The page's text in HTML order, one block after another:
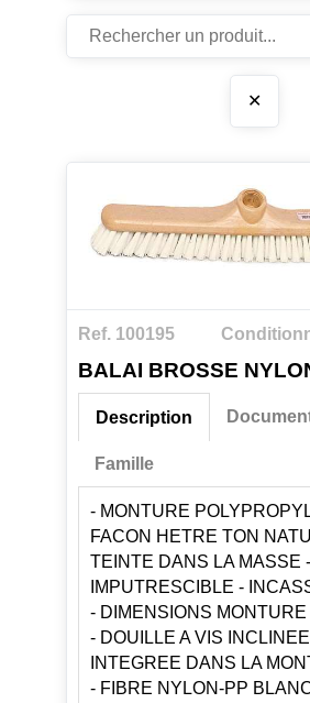
✕
Ref. 100195
BALAI BROSSE
Description
- MONTURE
FACON HETRE TON
TEINTE DANS LA MASSE -
IMPUTRESCIBLE -
- DIMENSIONS
- DOUILLE A VIS INCLINEE
INTEGREE DANS LA
- FIBRE NYLON-PP
Famille